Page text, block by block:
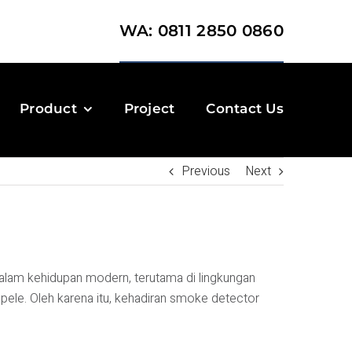
WA: 0811 2850 0860
Product Project Contact Us
Previous Next
kehidupan modern, terutama di lingkungan
Oleh karena itu, kehadiran smoke detector